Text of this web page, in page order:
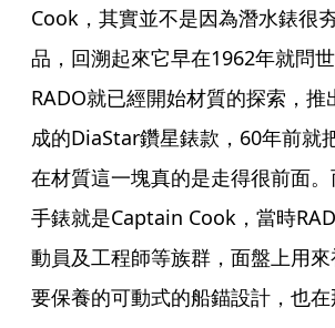
Cook，其實並不是因為潛水錶很
品，回溯起來它早在1962年就問
RADO就已經開始材質的探索，
成的DiaStar鑽星錶款，60年前就
在材質這一塊真的是走得很前面
手錶就是Captain Cook，當時
動員及工程師等族群，面盤上用
要保養的可動式的船錨設計，也